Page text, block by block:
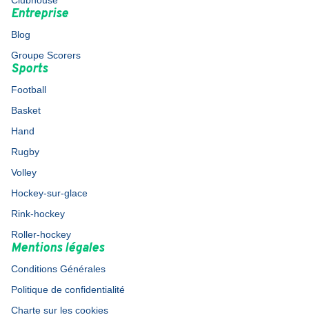
Entreprise
Blog
Groupe Scorers
Sports
Football
Basket
Hand
Rugby
Volley
Hockey-sur-glace
Rink-hockey
Roller-hockey
Mentions légales
Conditions Générales
Politique de confidentialité
Charte sur les cookies